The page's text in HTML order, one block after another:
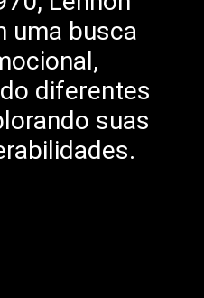
uma busca
diferentes
suas